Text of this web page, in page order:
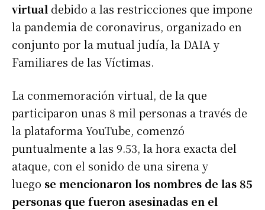
virtual debido a las restricciones que impone
la pandemia de coronavirus, organizado en
conjunto por la mutual judía, la DAIA y
Familiares de las Víctimas.
La conmemoración virtual, de la que
participaron unas 8 mil personas a través de
la plataforma YouTube, comenzó
puntualmente a las 9.53, la hora exacta del
ataque, con el sonido de una sirena y
luego se mencionaron los nombres de las 85
personas que fueron asesinadas en el